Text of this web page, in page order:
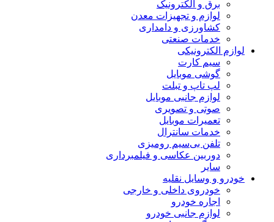
برق و الکترونیک
لوازم و تجهیزات معدن
کشاورزی و دامداری
خدمات صنعتی
لوازم الکترونیکی
سیم کارت
گوشی موبایل
لپ تاپ و تبلت
لوازم جانبی موبایل
صوتی و تصویری
تعمیرات موبایل
خدمات سانترال
تلفن بی‌سیم رومیزی
دوربین عکاسی و فیلمبرداری
سایر
خودرو و وسایل نقلیه
خودروی داخلی و خارجی
اجاره خودرو
لوازم جانبی خودرو